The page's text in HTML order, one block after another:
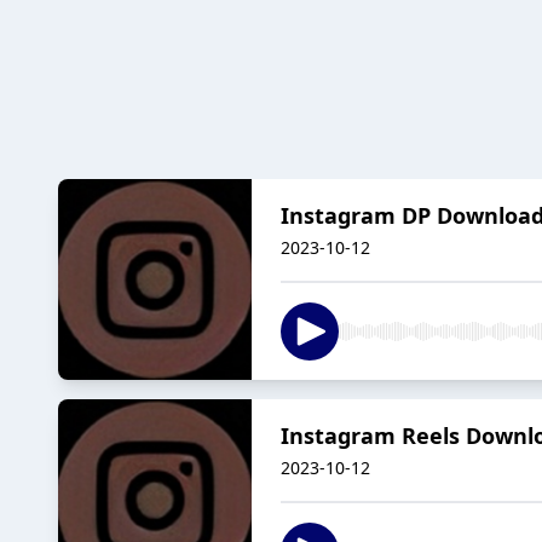
Instagram DP
2023-10-12
Instagram Reels
2023-10-12